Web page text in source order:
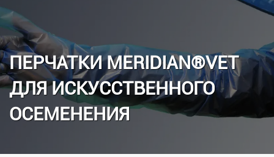
ПЕРЧАТКИ MERIDIAN®VET
ДЛЯ ИСКУССТВЕННОГО
ОСЕМЕНЕНИЯ